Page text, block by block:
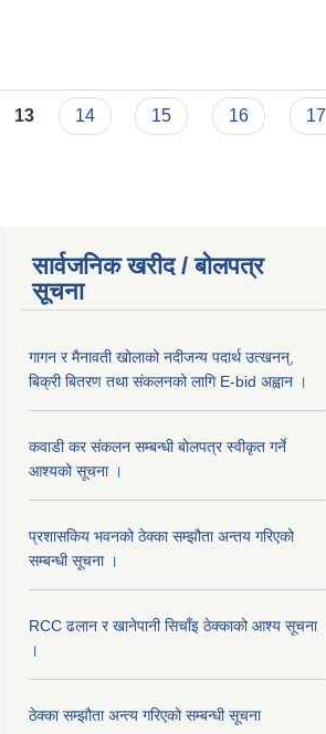
13 14 15 16 17
सार्वजनिक खरीद / बोलपत्र
सूचना
गागन र मैनावती खोलाको नदीजन्य पदार्थ उत्खनन्,
बिक्री बितरण तथा संकलनको लागि E-bid अह्वान ।
कवाडी कर संकलन सम्बन्धी बोलपत्र स्वीकृत गर्ने
आश्यको सूचना ।
प्रशासकिय भवनको ठेक्का सम्झौता अन्तय गरिएको
सम्बन्धी सूचना ।
RCC ढलान र खानेपानी सिचाँइ ठेक्काको आश्य सूचना
।
ठेक्का सम्झौता अन्त्य गरिएको सम्बन्धी सूचना